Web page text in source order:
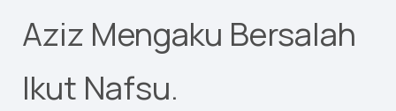
Aziz Mengaku Bersalah
Ikut Nafsu.